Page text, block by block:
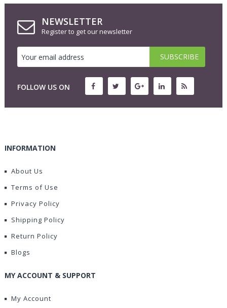
NEWSLETTER
Register to get our newsletter
FOLLOW US ON
INFORMATION
About Us
Terms of Use
Privacy Policy
Shipping Policy
Return Policy
Blogs
MY ACCOUNT & SUPPORT
My Account